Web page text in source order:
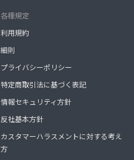
各種規定
利用規約
細則
プライバシーポリシー
特定商取引法に基づく表記
情報セキュリティ方針
反社基本方針
カスタマーハラスメントに対する考え
方